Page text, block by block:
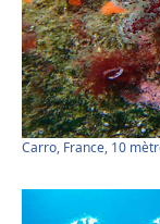
Carro, France, 10